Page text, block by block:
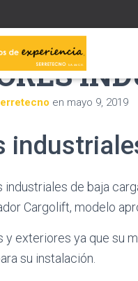
en mayo 9, 2019
de baja
Cargolift, modelo
y exteriores ya que su
su instalación.